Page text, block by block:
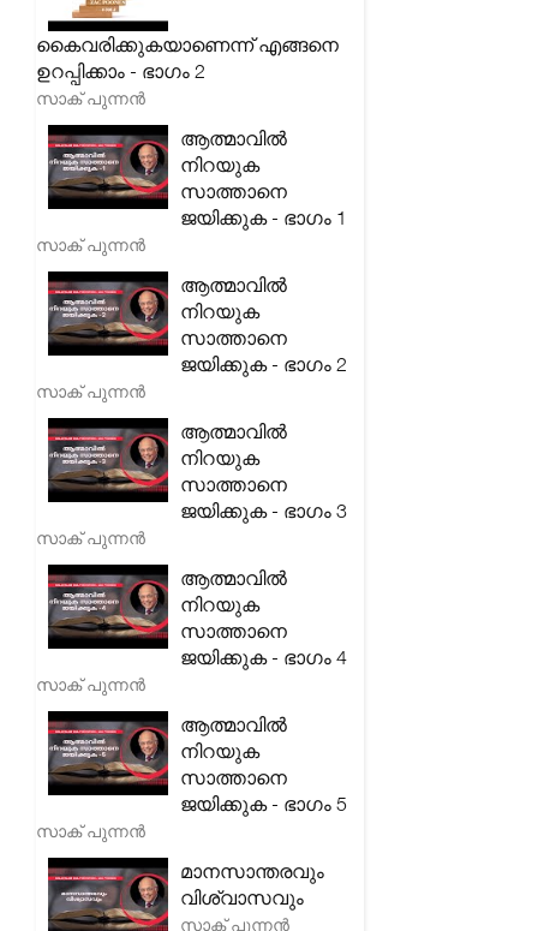
കൈവരിക്കുകയാണെന്ന് എങ്ങനെ
ഉറപ്പിക്കാം - ഭാഗം 2
സാക് പുന്നൻ
ആത്മാവിൽ
നിറയുക
സാത്താനെ
ജയിക്കുക - ഭാഗം 1
സാക് പുന്നൻ
ആത്മാവിൽ
നിറയുക
സാത്താനെ
ജയിക്കുക - ഭാഗം 2
സാക് പുന്നൻ
ആത്മാവിൽ
നിറയുക
സാത്താനെ
ജയിക്കുക - ഭാഗം 3
സാക് പുന്നൻ
ആത്മാവിൽ
നിറയുക
സാത്താനെ
ജയിക്കുക - ഭാഗം 4
സാക് പുന്നൻ
ആത്മാവിൽ
നിറയുക
സാത്താനെ
ജയിക്കുക - ഭാഗം 5
സാക് പുന്നൻ
മാനസാന്തരവും
വിശ്വാസവും
സാക് പുന്നൻ